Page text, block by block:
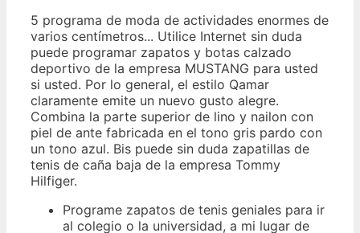
5 programa de moda de actividades enormes de
varios centímetros... Utilice Internet sin duda
puede programar zapatos y botas calzado
deportivo de la empresa MUSTANG para usted
si usted. Por lo general, el estilo Qamar
claramente emite un nuevo gusto alegre.
Combina la parte superior de lino y nailon con
piel de ante fabricada en el tono gris pardo con
un tono azul. Bis puede sin duda zapatillas de
tenis de caña baja de la empresa Tommy
Hilfiger.
Programe zapatos de tenis geniales para ir
al colegio o la universidad, a mi lugar de